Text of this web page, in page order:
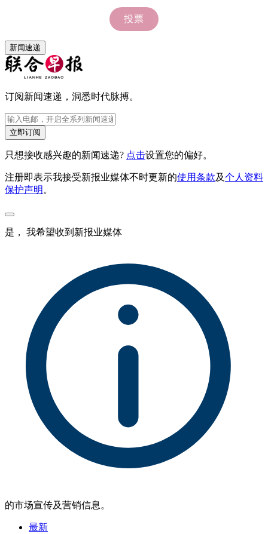
新闻速递
订阅新闻速递，洞悉时代脉搏。
立即订阅
只想接收感兴趣的新闻速递? 点击设置您的偏好。
注册即表示我接受新报业媒体不时更新的使用条款及个人资料
保护声明 。
是， 我希望收到新报业媒体
的市场宣传及营销信息。
最新